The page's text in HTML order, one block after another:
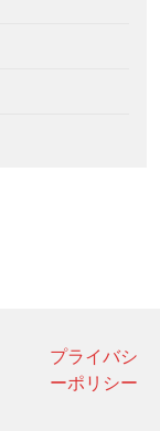
プライバシ
ーポリシー